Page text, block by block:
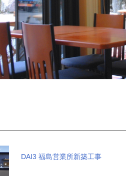
DAI3 福島営業所新築工事